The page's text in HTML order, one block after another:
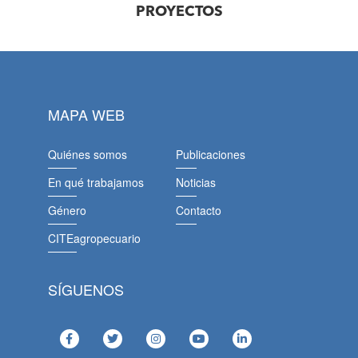
PROYECTOS
MAPA WEB
Quiénes somos
En qué trabajamos
Género
CITEagropecuario
Publicaciones
Noticias
Contacto
SÍGUENOS